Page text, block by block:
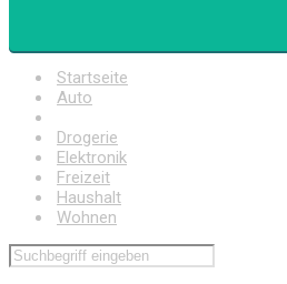
Startseite
Auto
Drogerie
Elektronik
Freizeit
Haushalt
Wohnen